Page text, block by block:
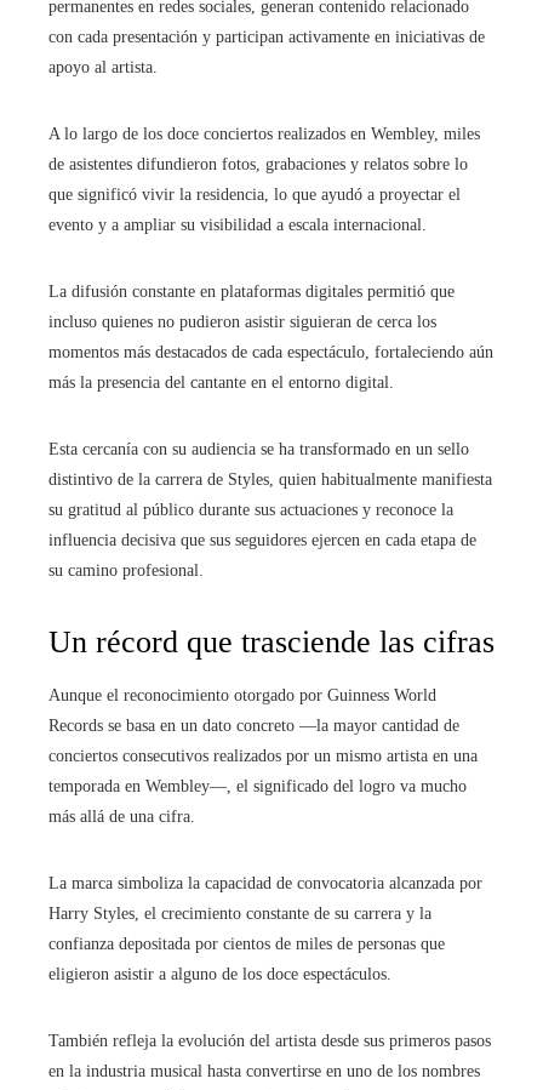
permanentes en redes sociales, generan contenido relacionado
con cada presentación y participan activamente en iniciativas de
apoyo al artista.
A lo largo de los doce conciertos realizados en Wembley, miles
de asistentes difundieron fotos, grabaciones y relatos sobre lo
que significó vivir la residencia, lo que ayudó a proyectar el
evento y a ampliar su visibilidad a escala internacional.
La difusión constante en plataformas digitales permitió que
incluso quienes no pudieron asistir siguieran de cerca los
momentos más destacados de cada espectáculo, fortaleciendo aún
más la presencia del cantante en el entorno digital.
Esta cercanía con su audiencia se ha transformado en un sello
distintivo de la carrera de Styles, quien habitualmente manifiesta
su gratitud al público durante sus actuaciones y reconoce la
influencia decisiva que sus seguidores ejercen en cada etapa de
su camino profesional.
Un récord que trasciende las cifras
Aunque el reconocimiento otorgado por Guinness World
Records se basa en un dato concreto —la mayor cantidad de
conciertos consecutivos realizados por un mismo artista en una
temporada en Wembley—, el significado del logro va mucho
más allá de una cifra.
La marca simboliza la capacidad de convocatoria alcanzada por
Harry Styles, el crecimiento constante de su carrera y la
confianza depositada por cientos de miles de personas que
eligieron asistir a alguno de los doce espectáculos.
También refleja la evolución del artista desde sus primeros pasos
en la industria musical hasta convertirse en uno de los nombres